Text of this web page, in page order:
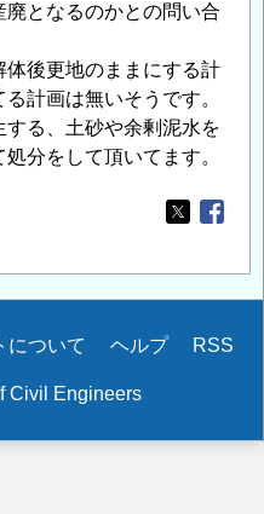
となるのかとの問い合
後更地のままにする計
計画は無いそうです。
る、土砂や余剰泥水を
分をして頂いてます。
Opens in
について ヘルプ RSS
Civil Engineers